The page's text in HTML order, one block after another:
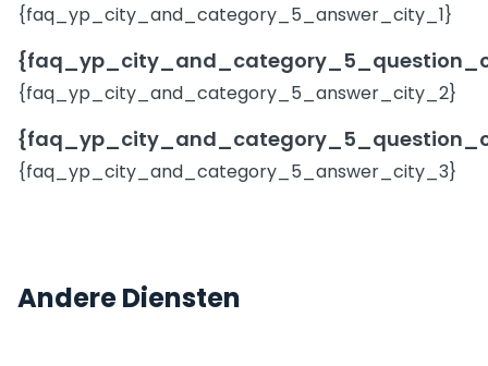
{faq_yp_city_and_category_5_answer_city_1}
{faq_yp_city_and_category_5_answer_city_2}
{faq_yp_city_and_category_5_answer_city_3}
Andere Diensten